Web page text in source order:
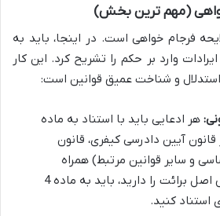
(مهم ترین بخش)
فرجام خواهی است. در اینجا، باید به
وارد بر حکم را تشریح کرد. این کار
استدلال و شناخت عمیق قوانین است:
هر ادعایی باید با استناد به ماده
قانون آیین دادرسی کیفری، قانون
و سایر قوانین مرتبط) همراه
باشد. مثلاً اگر ادعای نقض اصل برائت را دارید، باید به ماده 4
استناد کنید.